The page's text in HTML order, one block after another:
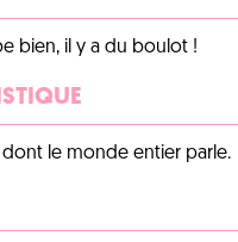
bien, il y a du boulot !
dont le monde entier parle.